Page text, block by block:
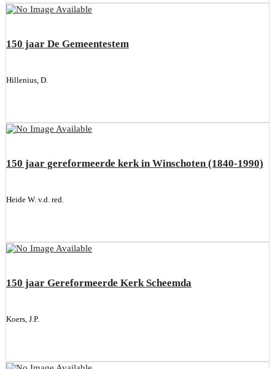
150 jaar De Gemeentestem
Hillenius, D.
150 jaar gereformeerde kerk in Winschoten (1840-1990)
Heide W. v.d. red.
150 jaar Gereformeerde Kerk Scheemda
Koers, J.P.